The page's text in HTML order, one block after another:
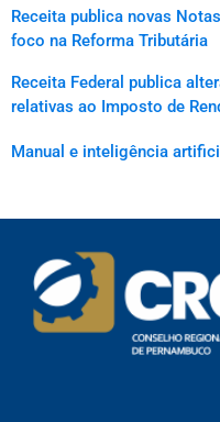
Receita publica novas
foco na Reforma Tributária
Receita Federal publica
relativas ao Imposto de
Manual e inteligência